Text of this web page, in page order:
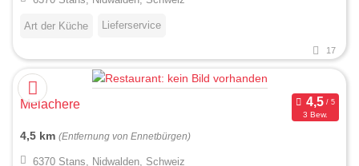
Art der Küche Lieferservice
17
Melachere
3 Bew.
4,5 km (Entfernung von Ennetbürgen)
6370 Stans, Nidwalden, Schweiz